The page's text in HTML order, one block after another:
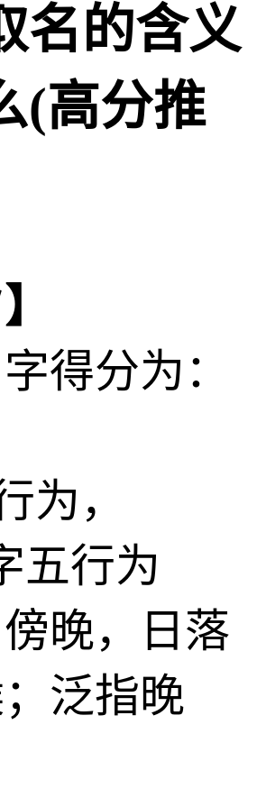
名的含义
(高分推
得分为：
为，
五行为
晚，日落
泛指晚